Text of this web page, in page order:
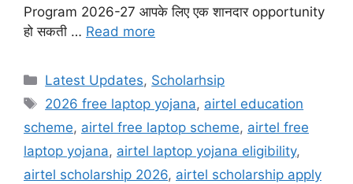
Program 2026-27 आपके लिए एक शानदार opportunity
हो सकती … Read more
Categories
Latest Updates, Scholarhsip
Tags
2026 free laptop yojana, airtel education
scheme, airtel free laptop scheme, airtel free
laptop yojana, airtel laptop yojana eligibility,
airtel scholarship 2026, airtel scholarship apply